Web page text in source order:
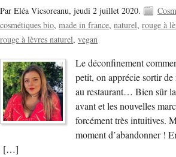
Par Eléa Vicsoreanu, jeudi 2 juillet 2020.
cosmétiques bio made in france naturel rouge à
rouge à lèvres naturel vegan
Le déconfinement
petit, on apprécie sortir
au restaurant… Bien sûr
avant et les nouvelles
forcément très intuitives.
moment d’abandonner !
[…]